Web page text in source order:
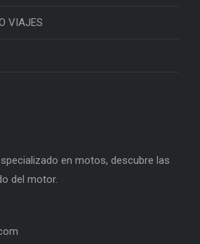
VIAJES
en motos, descubre las
del motor.